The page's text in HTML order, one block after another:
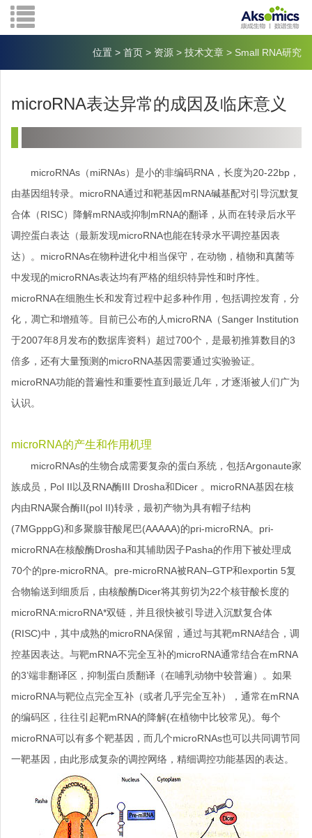
位置 > 首页 > 资源 > 技术文章 > Small RNA研究
microRNA表达异常的成因及临床意义
microRNAs（miRNAs）是小的非编码RNA，长度为20-22bp，
由基因组转录。microRNA通过和靶基因mRNA碱基配对引导沉默复
合体（RISC）降解mRNA或抑制mRNA的翻译，从而在转录后水平
调控蛋白表达（最新发现microRNA也能在转录水平调控基因表
达）。microRNAs在物种进化中相当保守，在动物，植物和真菌等
中发现的microRNAs表达均有严格的组织特异性和时序性。
microRNA在细胞生长和发育过程中起多种作用，包括调控发育，分
化，凋亡和增殖等。目前已公布的人microRNA（Sanger Institution
于2007年8月发布的数据库资料）超过700个，是最初推算数目的3
倍多，还有大量预测的microRNA基因需要通过实验验证。
microRNA功能的普遍性和重要性直到最近几年，才逐渐被人们广为
认识。
microRNA的产生和作用机理
microRNAs的生物合成需要复杂的蛋白系统，包括Argonaute家
族成员，Pol II以及RNA酶III Drosha和Dicer 。microRNA基因在核
内由RNA聚合酶II(pol II)转录，最初产物为具有帽子结构
(7MGpppG)和多聚腺苷酸尾巴(AAAAA)的pri-microRNA。pri-
microRNA在核酸酶Drosha和其辅助因子Pasha的作用下被处理成
70个的pre-microRNA。pre-microRNA被RAN–GTP和exportin 5复
合物输送到细质后，由核酸酶Dicer将其剪切为22个核苷酸长度的
microRNA:microRNA*双链，并且很快被引导进入沉默复合体
(RISC)中，其中成熟的microRNA保留，通过与其靶mRNA结合，调
控基因表达。与靶mRNA不完全互补的microRNA通常结合在mRNA
的3’端非翻译区，抑制蛋白质翻译（在哺乳动物中较普遍）。如果
microRNA与靶位点完全互补（或者几乎完全互补），通常在mRNA
的编码区，往往引起靶mRNA的降解(在植物中比较常见)。每个
microRNA可以有多个靶基因，而几个microRNAs也可以共同调节同
一靶基因，由此形成复杂的调控网络，精细调控功能基因的表达。